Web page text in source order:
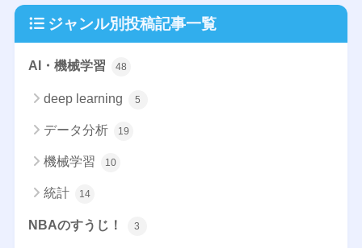
ジャンル別投稿記事一覧
AI・機械学習 48
deep learning 5
データ分析 19
機械学習 10
統計 14
NBAのすうじ！ 3